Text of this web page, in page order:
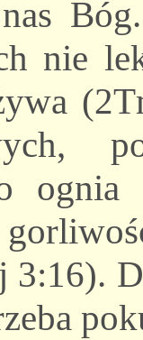
nie
3:16).